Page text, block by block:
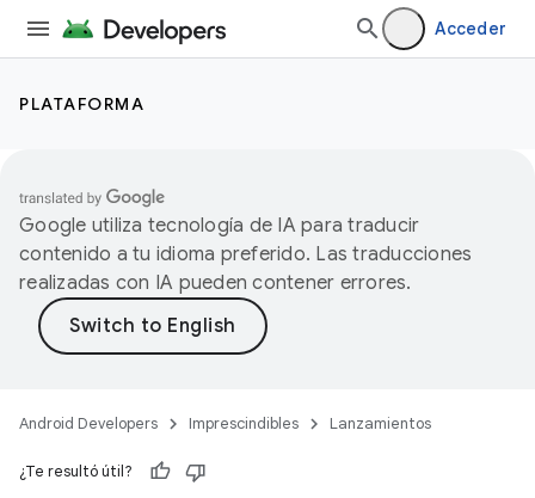
Acceder
PLATAFORMA
Google utiliza tecnología de IA para traducir
contenido a tu idioma preferido. Las traducciones
realizadas con IA pueden contener errores.
Android Developers Imprescindibles Lanzamientos
¿Te resultó útil?